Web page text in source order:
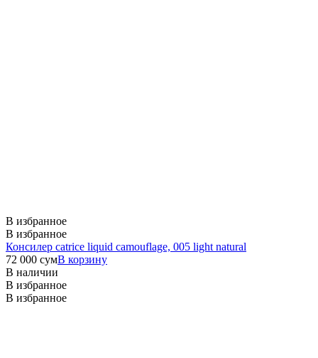
В избранное
В избранное
Консилер catrice liquid camouflage, 005 light natural
72 000 сумВ корзину
В наличии
В избранное
В избранное